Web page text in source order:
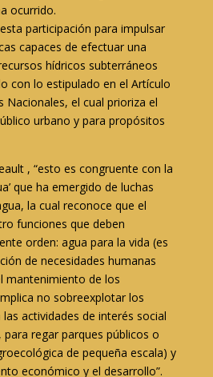
ocurrido.
participación para impulsar
capaces de efectuar una
hídricos subterráneos
con lo estipulado en el Artículo
Nacionales, el cual prioriza el
urbano y para propósitos
, “esto es congruente con la
que ha emergido de luchas
la cual reconoce que el
funciones que deben
orden: agua para la vida (es
de necesidades humanas
mantenimiento de los
no sobreexplotar los
actividades de interés social
regar parques públicos o
de pequeña escala) y
económico y el desarrollo”.